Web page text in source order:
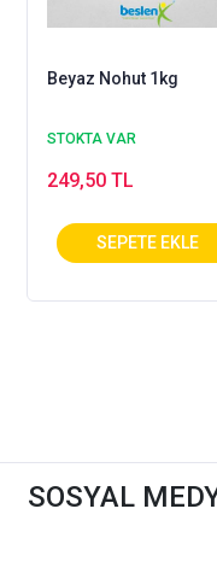
Beyaz Nohut 1kg
STOKTA VAR
249,50 TL
SOSYAL